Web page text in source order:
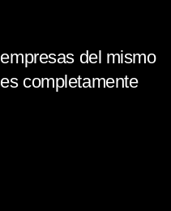
del mismo
completamente